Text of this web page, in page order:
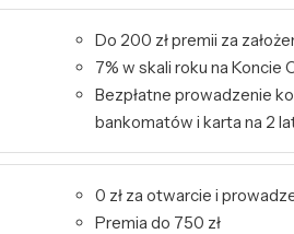
Do 200 zł premii za
7% w skali roku na Koncie
Bezpłatne prowadzenie
bankomatów i karta na 2
0 zł za otwarcie i
Premia do 750 zł